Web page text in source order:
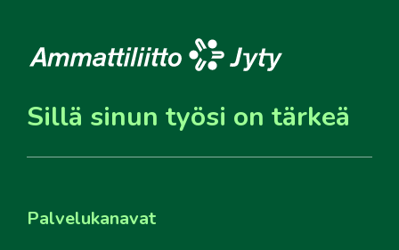
Sillä sinun työsi on tärkeä
Palvelukanavat